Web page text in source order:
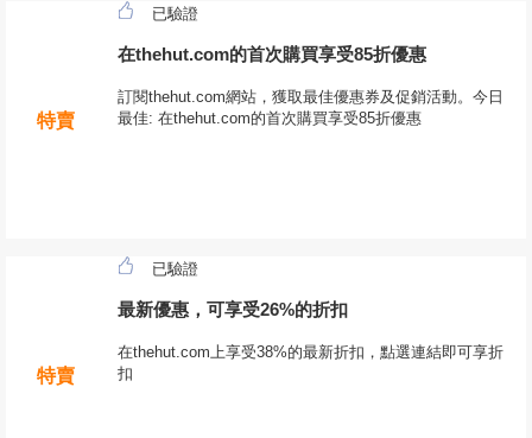
特賣
已驗證
在thehut.com的首次購買享受85折優惠
訂閱thehut.com網站，獲取最佳優惠券及促銷活動。今日
最佳: 在thehut.com的首次購買享受85折優惠
特賣
已驗證
最新優惠，可享受26%的折扣
在thehut.com上享受38%的最新折扣，點選連結即可享折
扣